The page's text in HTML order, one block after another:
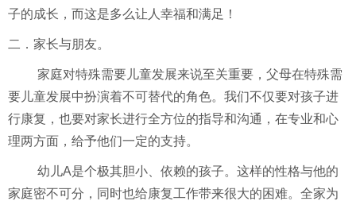
子的成长，而这是多么让人幸福和满足！
二．家长与朋友。
家庭对特殊需要儿童发展来说至关重要，父母在特殊需
要儿童发展中扮演着不可替代的角色。我们不仅要对孩子进
行康复，也要对家长进行全方位的指导和沟通，在专业和心
理两方面，给予他们一定的支持。
幼儿A是个极其胆小、依赖的孩子。这样的性格与他的
家庭密不可分，同时也给康复工作带来很大的困难。全家为